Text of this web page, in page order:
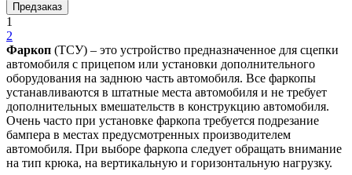
Предзаказ
1
2
Фаркоп (ТСУ) – это устройство предназначенное для сцепки
автомобиля с прицепом или установки дополнительного
оборудования на заднюю часть автомобиля. Все фаркопы
устанавливаются в штатные места автомобиля и не требует
дополнительных вмешательств в конструкцию автомобиля.
Очень часто при установке фаркопа требуется подрезание
бампера в местах предусмотренных производителем
автомобиля. При выборе фаркопа следует обращать внимание
на тип крюка, на вертикальную и горизонтальную нагрузку.